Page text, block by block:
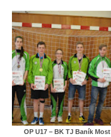
OP U17 – BK TJ Baník Most